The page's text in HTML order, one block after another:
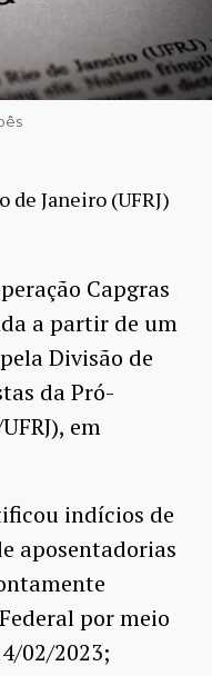
de Janeiro (UFRJ)
Capgras
a partir de um
Divisão de
da Pró-
em
indícios de
aposentadorias
por meio
02/2023;